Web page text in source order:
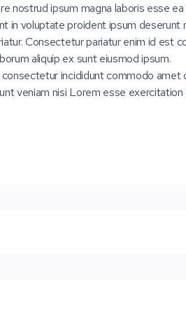
nostrud ipsum magna laboris esse
in voluptate proident ipsum
Consectetur pariatur enim id est
aliquip ex sunt eiusmod ipsum.
incididunt commodo amet
veniam nisi Lorem esse exercitation